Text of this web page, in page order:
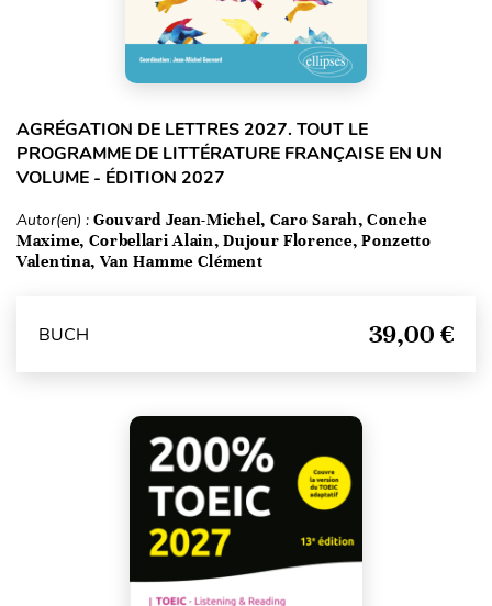
AGRÉGATION DE LETTRES 2027. TOUT LE
PROGRAMME DE LITTÉRATURE FRANÇAISE EN UN
VOLUME - ÉDITION 2027
Autor(en) : Gouvard Jean-Michel, Caro Sarah, Conche
Maxime, Corbellari Alain, Dujour Florence, Ponzetto
Valentina, Van Hamme Clément
BUCH 39,00 €